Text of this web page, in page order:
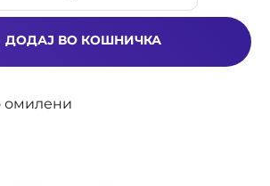
ДОДАЈ ВО КОШНИЧКА
омилени